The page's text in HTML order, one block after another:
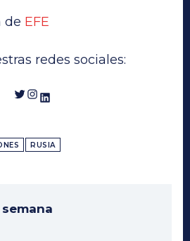
de EFE
redes sociales:
Twitter InstagramLinkedIn
RUSIA